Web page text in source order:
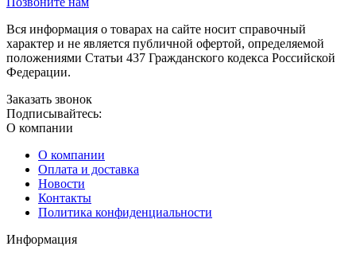
Вся информация о товарах на сайте носит справочный
характер и не является публичной офертой, определяемой
положениями Статьи 437 Гражданского кодекса Российской
Федерации.
Заказать звонок
Подписывайтесь:
О компании
О компании
Оплата и доставка
Новости
Контакты
Политика конфиденциальности
Информация